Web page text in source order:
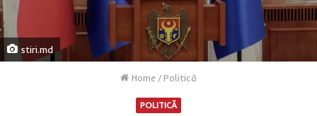
stiri.md
Home /Politică
POLITICĂ